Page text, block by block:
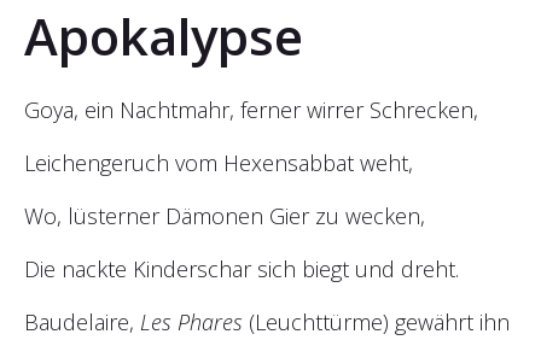
Apokalypse
Goya, ein Nachtmahr, ferner wirrer Schrecken,
Leichengeruch vom Hexensabbat weht,
Wo, lüsterner Dämonen Gier zu wecken,
Die nackte Kinderschar sich biegt und dreht.
Baudelaire, Les Phares (Leuchttürme) gewährt ihn